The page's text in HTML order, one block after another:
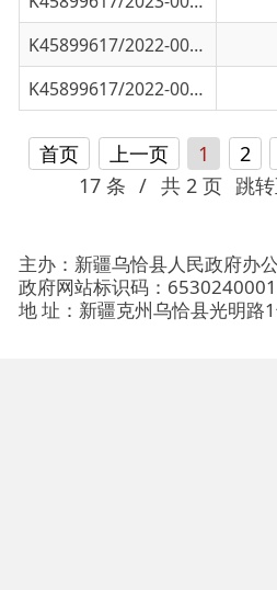
首页 上一页 1 2 下
17 条 / 共 2 页
主办：新疆乌恰县人民政府办公室
政府网站标识码：6530240001新
地 址：新疆克州乌恰县光明路1号